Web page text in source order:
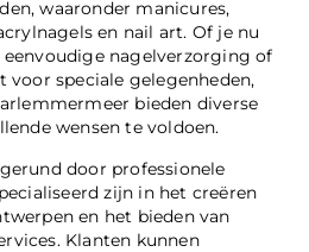
waaronder manicures,
en nail art. Of je nu
eenvoudige nagelverzorging of
voor speciale gelegenheden,
bieden diverse
wensen te voldoen.
door professionele
zijn in het creëren
en het bieden van
Klanten kunnen